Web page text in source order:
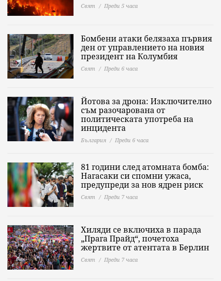
Свят Преди 5 часа
Бомбени атаки белязаха първия
ден от управлението на новия
президент на Колумбия
Свят Преди 6 часа
Йотова за дрона: Изключително
съм разочарована от
политическата употреба на
инцидента
България Преди 6 часа
81 години след атомната бомба:
Нагасаки си спомни ужаса,
предупреди за нов ядрен риск
Свят Преди 7 часа
Хиляди се включиха в парада
„Прага Прайд“, почетоха
жертвите от атентата в Берлин
Свят Преди 7 часа